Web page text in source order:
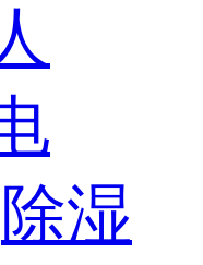
除湿